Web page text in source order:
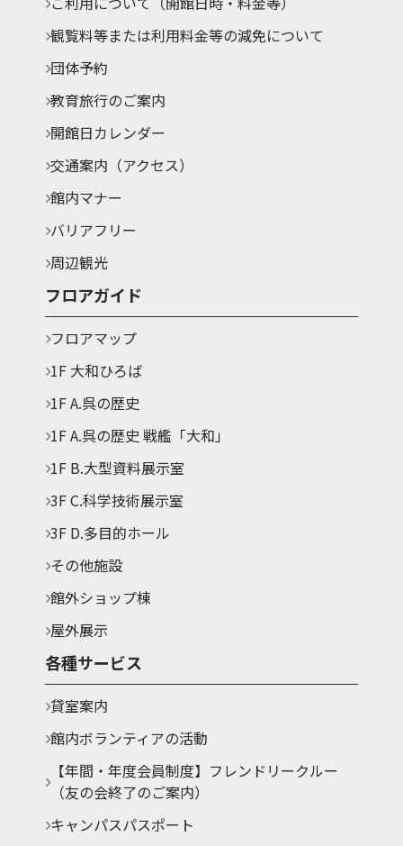
観覧料等または利用料金等の減免について
団体予約
教育旅行のご案内
開館日カレンダー
交通案内（アクセス）
館内マナー
バリアフリー
周辺観光
フロアガイド
フロアマップ
1F 大和ひろば
1F A.呉の歴史
1F A.呉の歴史 戦艦「大和」
1F B.大型資料展示室
3F C.科学技術展示室
3F D.多目的ホール
その他施設
館外ショップ棟
屋外展示
各種サービス
貸室案内
館内ボランティアの活動
【年間・年度会員制度】フレンドリークルー
（友の会終了のご案内）
キャンパスパスポート